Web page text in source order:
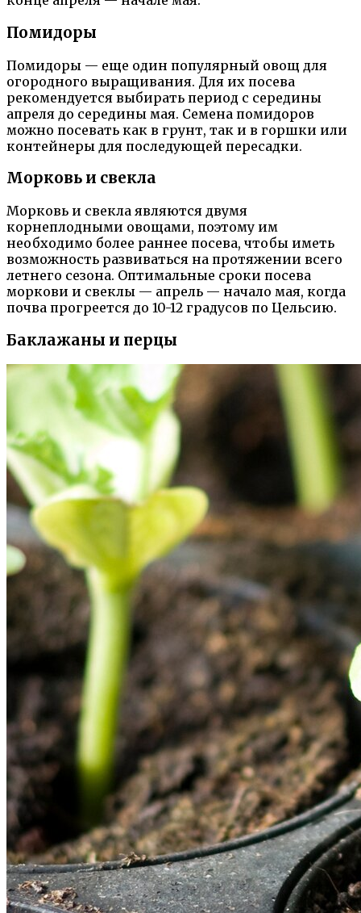
Помидоры
Помидоры — еще один популярный овощ для
огородного выращивания. Для их посева
рекомендуется выбирать период с середины
апреля до середины мая. Семена помидоров
можно посевать как в грунт, так и в горшки или
контейнеры для последующей пересадки.
Морковь и свекла
Морковь и свекла являются двумя
корнеплодными овощами, поэтому им
необходимо более раннее посева, чтобы иметь
возможность развиваться на протяжении всего
летнего сезона. Оптимальные сроки посева
моркови и свеклы — апрель — начало мая, когда
почва прогреется до 10-12 градусов по Цельсию.
Баклажаны и перцы